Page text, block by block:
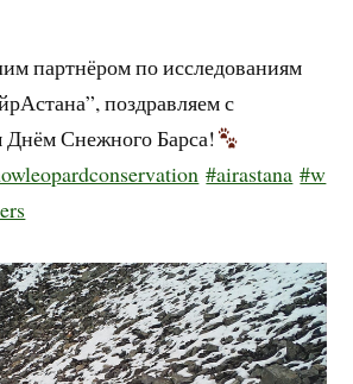
партнёром по исследованиям
поздравляем с
Снежного Барса!
#airastana #w